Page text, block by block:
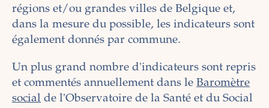
régions et/ou grandes villes de Belgique et,
dans la mesure du possible, les indicateurs sont
également donnés par commune.
Un plus grand nombre d'indicateurs sont repris
et commentés annuellement dans le Baromètre
social de l'Observatoire de la Santé et du Social